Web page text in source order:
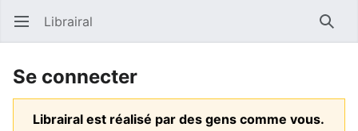
Ouvrir le menu principal Librairal
Se connecter
Librairal est réalisé par des gens comme vous.